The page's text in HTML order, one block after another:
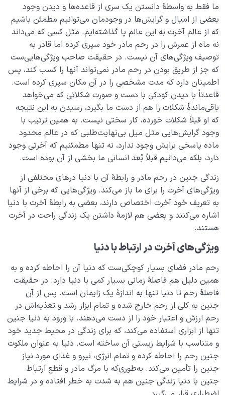
مهم‌ترین ویژگی‌ها و شباهت‌های دنیا و آخرت چیست؟
تفاوت‌های دنیا و آخرت چیست و هرکدام چه برتری‌هایی
نسبت به هم دارند؟
اعتقاد یا عدم اعتقاد به آخرت چه تاثیری بر سبک زندگی ما
دارد؟
چگونه تحمل سختی‌ ها را آسان و لذت‌ بخش کنیم؟
احساس غم در اثر چه عواملی به‌ وجود می‌ آید و چگونه
درمان می‌ شود؟
مشکلات دنیا برای چیست و کدام بخش از وجود ما را درگیر
می کند؟
مرگ یا تولد؟ 0/13
دنیا؛ باشگاه انسان‌سازی 0/8
ما فقط به واسطۀ دانستن یک سری از قاعده‌ها و دیدن وجود
بعضی از امیال و گرایش‌ها در وجودمان می‌توانیم مطمئن باشیم
که از عالم آخرت به این عالم پا گذاشته‌ایم. مثل کسی که می‌داند
نه ماه از عمرش را در رحم مادر خود سپری کرده اما قادر به
توصیف ویژگی‌های آن نیست. در حقیقت صاحب ویژگی‌هایی‌ست
که جز از طریق بودن در رحم مادر نمی‌تواند آنها را کسب کند، پس
اطمینان دارد که مدت مشخصی را در آن مکان سپری کرده است.
قاعدتاً با دیدن کودکی با دست و صورت شکلاتی که می‌خواهد
باقی‌ماندۀ شکلات را هم از دست ما بگیرد، رسیدن به این نتیجه
که او قبلاً شکلات خورده، کار سختی نیست. به همین ترتیب با
وجود گرایش‌هایی مثل میل بی‌نهایت‌طلبی که در عالم محدود
ماده پاسخی برایش وجود ندارد، نه تنها مطمئنیم که آخرتی وجود
دارد، بلکه می‌دانیم قبلاً بُعد انسانی ما بخشی از آن بوده است.
زندگی جنین در رحم مادر و رابطۀ آن با دنیا درهای مختلفی از
ویژگی‌های آخرت را برای ما باز می‌کند. ویژگی‌هایی که برخی از آنها
به تعریف خود آخرت اختصاص دارند، بعضی به رابطۀ آخرت با دنیا
اشاره می‌کنند و بعضی هم لازمۀ داشتن یک زندگی راحت در آخرت
هستند.
ویژگی‌های آخرت در ارتباط با دنیا
رحم مادر فضای بسیار کوچکی‌ست که دنیا آن را احاطه کرده و به
همین دلیل هم فاصلۀ زمانی بسیار کمی با دنیا دارد. در حقیقت
فاصلۀ رحم تا دنیا تنها به اندازۀ یک زایمان است. پس از آن
جنین به کلی از رحم خارج شده و تمام ابزار رشد و تغذیه‌اش در
رحم ارزش و اعتبار خود را از دست می‌دهند. با ورود به دنیا جنین
تنها از ابزاری استفاده می‌‌کند، که برای زندگی در محیط جدید خود
و متناسب با شرایط زیستی آن ساخته است. دنیا به عنوان ملکوت
جنین رحم را احاطه کرده و تمام انرژی، نیرو و غذای مورد نیاز
جنین را تأمین می‌کند. به‌طوری‌که با مرگ مادر و قطع ارتباط
جنین با دنیا زندگی جنین هم به شدت به خطر افتاده و در شرایط